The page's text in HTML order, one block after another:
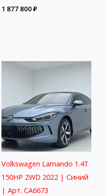
1 877 800₽
Volkswagen Lamando 1.4T
150HP 2WD 2022 | Синий
| Арт. CA6673